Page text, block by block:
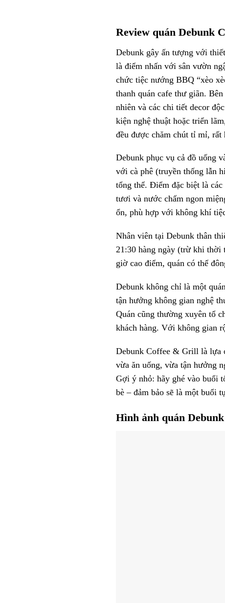
Review quán Debunk
Debunk gây ấn tượng với
là điểm nhấn với sân vườn
chức tiệc nướng BBQ “xèo
thanh quán cafe thư giãn.
nhiên và các chi tiết decor
kiện nghệ thuật hoặc triển
đều được chăm chút tỉ mỉ, rất
Debunk phục vụ cả đồ uống
với cà phê (truyền thống lẫn
tổng thể. Điểm đặc biệt là
tươi và nước chấm ngon
ổn, phù hợp với không khí
Nhân viên tại Debunk thân
21:30 hàng ngày (trừ khi thời
giờ cao điểm, quán có thể
Debunk không chỉ là một
tận hưởng không gian nghệ
Quán cũng thường xuyên tổ
khách hàng. Với không gian
Debunk Coffee & Grill là lựa
vừa ăn uống, vừa tận hưởng
Gợi ý nhỏ: hãy ghé vào buổi
bè – đảm bảo sẽ là một buổi
Hình ảnh quán